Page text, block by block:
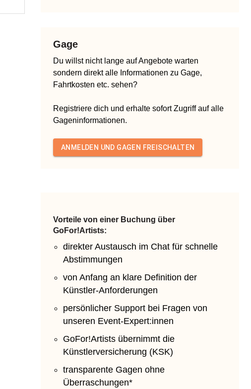
Gage
Du willst nicht lange auf Angebote warten
sondern direkt alle Informationen zu Gage,
Fahrtkosten etc. sehen?
Registriere dich und erhalte sofort Zugriff auf alle
Gageninformationen.
ANMELDEN UND GAGEN FREISCHALTEN
Vorteile von einer Buchung über
GoFor!Artists:
direkter Austausch im Chat für schnelle
Abstimmungen
von Anfang an klare Definition der
Künstler-Anforderungen
persönlicher Support bei Fragen von
unseren Event-Expert:innen
GoFor!Artists übernimmt die
Künstlerversicherung (KSK)
transparente Gagen ohne
Überraschungen*